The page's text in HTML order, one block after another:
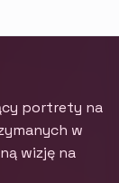
portrety na
w
wizję na